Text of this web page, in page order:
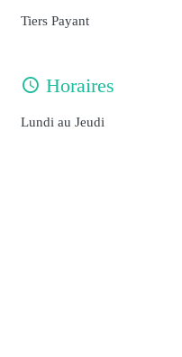
Tiers Payant
Horaires
Lundi au Jeudi